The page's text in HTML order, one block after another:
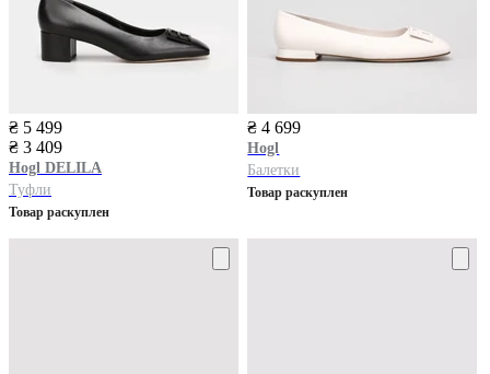
₴ 5 499
₴ 3 409
Hogl DELILA
Туфли
Товар раскуплен
₴ 4 699
Hogl
Балетки
Товар раскуплен